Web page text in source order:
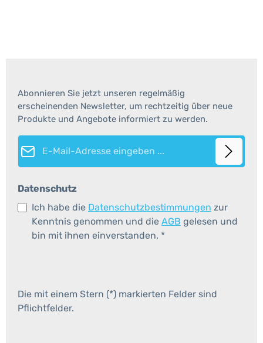
Abonnieren Sie jetzt unseren regelmäßig
erscheinenden Newsletter, um rechtzeitig über neue
Produkte und Angebote informiert zu werden.
E-Mail-Adresse*
Datenschutz
Ich habe die Datenschutzbestimmungen zur
Kenntnis genommen und die AGB gelesen und
bin mit ihnen einverstanden. *
Die mit einem Stern (*) markierten Felder sind
Pflichtfelder.